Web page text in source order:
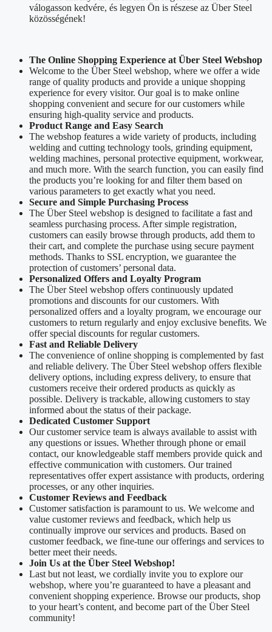
válogasson kedvére, és legyen Ön is részese az Über Steel
közösségének!
The Online Shopping Experience at Über Steel Webshop
Welcome to the Über Steel webshop, where we offer a wide
range of quality products and provide a unique shopping
experience for every visitor. Our goal is to make online
shopping convenient and secure for our customers while
ensuring high-quality service and products.
Product Range and Easy Search
The webshop features a wide variety of products, including
welding and cutting technology tools, grinding equipment,
welding machines, personal protective equipment, workwear,
and much more. With the search function, you can easily find
the products you’re looking for and filter them based on
various parameters to get exactly what you need.
Secure and Simple Purchasing Process
The Über Steel webshop is designed to facilitate a fast and
seamless purchasing process. After simple registration,
customers can easily browse through products, add them to
their cart, and complete the purchase using secure payment
methods. Thanks to SSL encryption, we guarantee the
protection of customers’ personal data.
Personalized Offers and Loyalty Program
The Über Steel webshop offers continuously updated
promotions and discounts for our customers. With
personalized offers and a loyalty program, we encourage our
customers to return regularly and enjoy exclusive benefits. We
offer special discounts for regular customers.
Fast and Reliable Delivery
The convenience of online shopping is complemented by fast
and reliable delivery. The Über Steel webshop offers flexible
delivery options, including express delivery, to ensure that
customers receive their ordered products as quickly as
possible. Delivery is trackable, allowing customers to stay
informed about the status of their package.
Dedicated Customer Support
Our customer service team is always available to assist with
any questions or issues. Whether through phone or email
contact, our knowledgeable staff members provide quick and
effective communication with customers. Our trained
representatives offer expert assistance with products, ordering
processes, or any other inquiries.
Customer Reviews and Feedback
Customer satisfaction is paramount to us. We welcome and
value customer reviews and feedback, which help us
continually improve our services and products. Based on
customer feedback, we fine-tune our offerings and services to
better meet their needs.
Join Us at the Über Steel Webshop!
Last but not least, we cordially invite you to explore our
webshop, where you’re guaranteed to have a pleasant and
convenient shopping experience. Browse our products, shop
to your heart’s content, and become part of the Über Steel
community!